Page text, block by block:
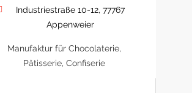
Industriestraße 10-12, 77767
Appenweier
Manufaktur für Chocolaterie,
Pâtisserie, Confiserie